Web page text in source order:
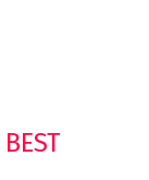
BEST